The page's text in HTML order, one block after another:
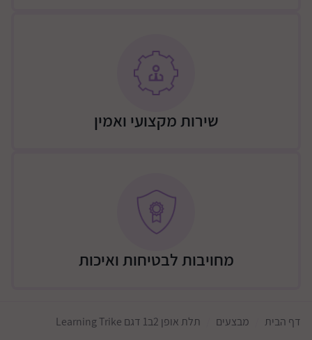
התלת אופן כולל שני סטים של גלגלים לאפשר שני מצבי
שירות מקצועי ואמין
מחויבות לבטיחות ואיכות
דף הבית מבצעים תלת אופן 2ב1 דגם Learning Trike